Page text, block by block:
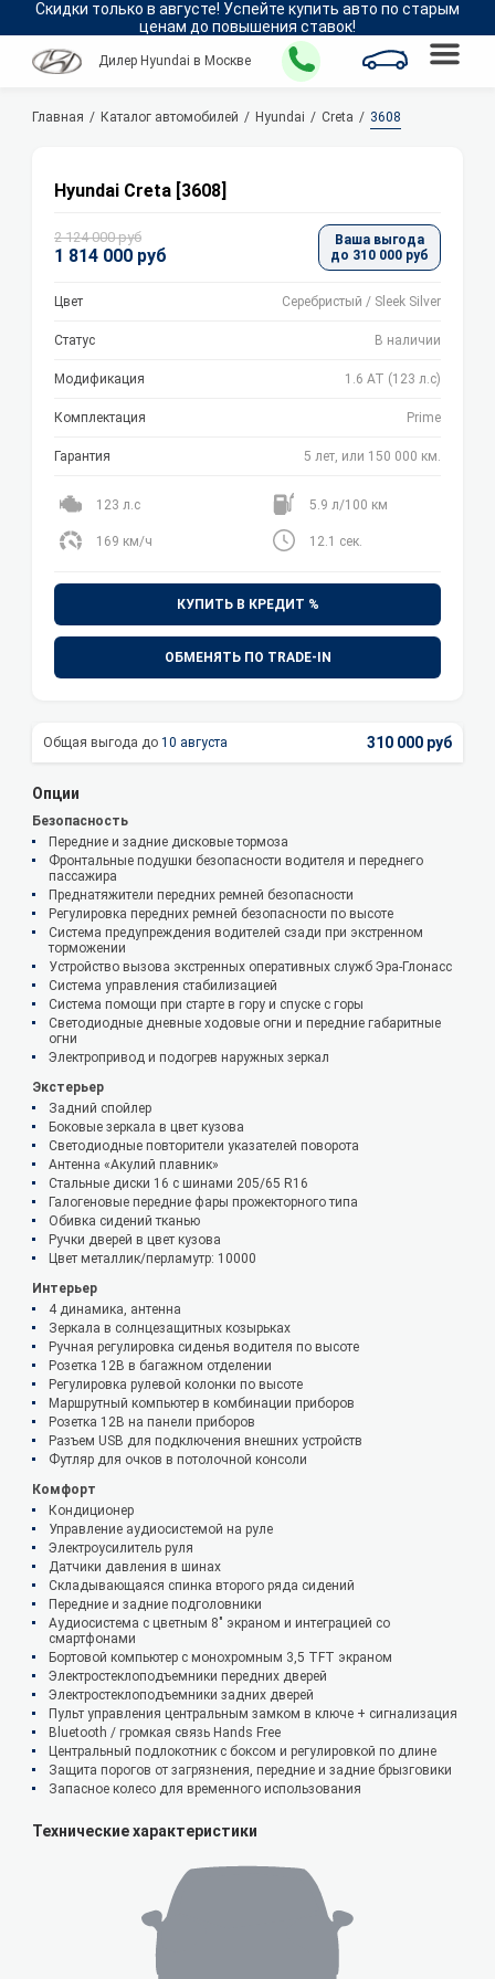
Скидки только в августе! Успейте купить авто по старым
ценам до повышения ставок!
Дилер Hyundai в Москве
Главная Каталог автомобилей Hyundai Creta 3608
Hyundai Creta [3608]
2 124 000 руб
1 814 000 руб
Ваша выгода
до 310 000 руб
Цвет Серебристый / Sleek Silver
Статус В наличии
Модификация 1.6 АТ (123 л.с)
Комплектация Prime
Гарантия 5 лет, или 150 000 км.
123 л.с 5.9 л/100 км
169 км/ч 12.1 сек.
КУПИТЬ В КРЕДИТ %
ОБМЕНЯТЬ ПО TRADE-IN
10 августа 310 000 руб
Опции
Безопасность
Передние и задние дисковые тормоза
Фронтальные подушки безопасности водителя и переднего
пассажира
Преднатяжители передних ремней безопасности
Регулировка передних ремней безопасности по высоте
Система предупреждения водителей сзади при экстренном
торможении
Устройство вызова экстренных оперативных служб Эра-Глонасс
Система управления стабилизацией
Система помощи при старте в гору и спуске с горы
Светодиодные дневные ходовые огни и передние габаритные
огни
Электропривод и подогрев наружных зеркал
Экстерьер
Задний спойлер
Боковые зеркала в цвет кузова
Светодиодные повторители указателей поворота
Антенна «Акулий плавник»
Стальные диски 16 с шинами 205/65 R16
Галогеновые передние фары прожекторного типа
Обивка сидений тканью
Ручки дверей в цвет кузова
Цвет металлик/перламутр: 10000
Интерьер
4 динамика, антенна
Зеркала в солнцезащитных козырьках
Ручная регулировка сиденья водителя по высоте
Розетка 12В в багажном отделении
Регулировка рулевой колонки по высоте
Маршрутный компьютер в комбинации приборов
Розетка 12В на панели приборов
Разъем USB для подключения внешних устройств
Футляр для очков в потолочной консоли
Комфорт
Кондиционер
Управление аудиосистемой на руле
Электроусилитель руля
Датчики давления в шинах
Складывающаяся спинка второго ряда сидений
Передние и задние подголовники
Аудиосистема с цветным 8" экраном и интеграцией со
смартфонами
Бортовой компьютер с монохромным 3,5 TFT экраном
Электростеклоподъемники передних дверей
Электростеклоподъемники задних дверей
Пульт управления центральным замком в ключе + сигнализация
Bluetooth / громкая связь Hands Free
Центральный подлокотник с боксом и регулировкой по длине
Защита порогов от загрязнения, передние и задние брызговики
Запасное колесо для временного использования
Технические характеристики